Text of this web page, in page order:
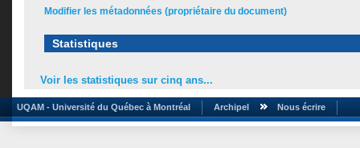
Modifier les métadonnées (propriétaire du document)
Statistiques
Voir les statistiques sur cinq ans...
UQAM - Université du Québec à Montréal Archipel Nous écrire